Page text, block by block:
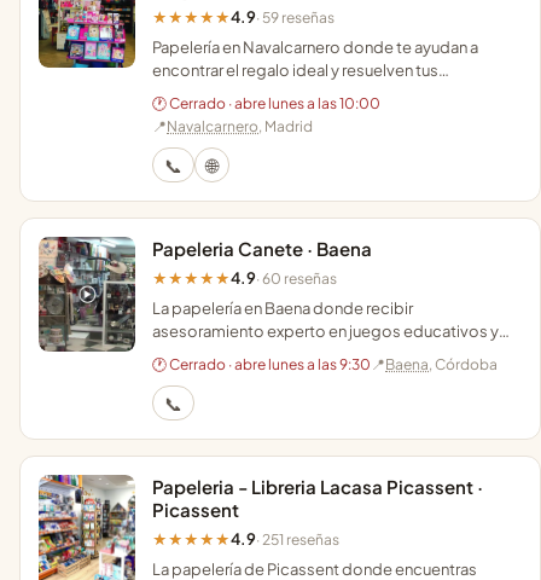
★★★★★4.9· 59 reseñas
Papelería en Navalcarnero donde te ayudan a
encontrar el regalo ideal y resuelven tus
impresiones y encuadernaciones con un trato
cercano.
🕐 Cerrado · abre lunes a las 10:00
📍Navalcarnero, Madrid
📞 🌐
Papeleria Canete · Baena
★★★★★4.9· 60 reseñas
La papelería en Baena donde recibir
asesoramiento experto en juegos educativos y
artículos de regalo con un trato cercano y
profesional.
🕐 Cerrado · abre lunes a las 9:30 📍Baena, Córdoba
📞
Papeleria - Libreria Lacasa Picassent ·
Picassent
★★★★★4.9· 251 reseñas
La papelería de Picassent donde encuentras